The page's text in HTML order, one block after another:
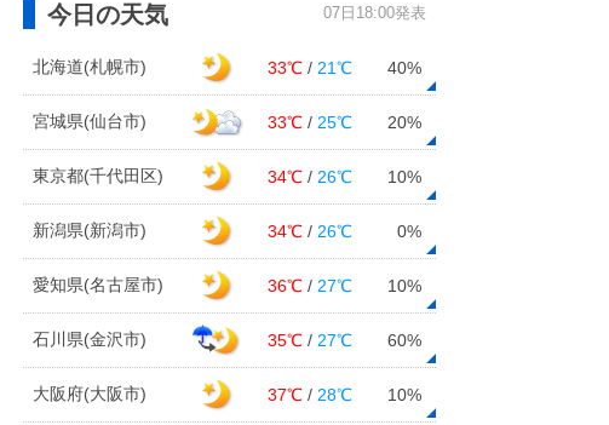
今日の天気 07日18:00発表
北海道(札幌市) 33℃ / 21℃ 40%
宮城県(仙台市) 33℃ / 25℃ 20%
東京都(千代田区) 34℃ / 26℃ 10%
新潟県(新潟市) 34℃ / 26℃ 0%
愛知県(名古屋市) 36℃ / 27℃ 10%
石川県(金沢市) 35℃ / 27℃ 60%
大阪府(大阪市) 37℃ / 28℃ 10%